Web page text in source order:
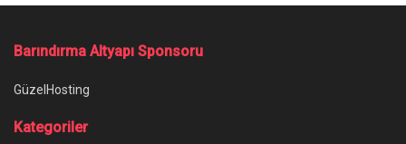
Sergiledi